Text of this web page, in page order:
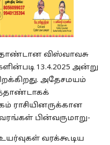
விஸ்வாவசு
13.4.2025 அன்று
அதேசமயம்
ராசியினருக்கான
பின்வருமாறு-
வரக்கூடிய